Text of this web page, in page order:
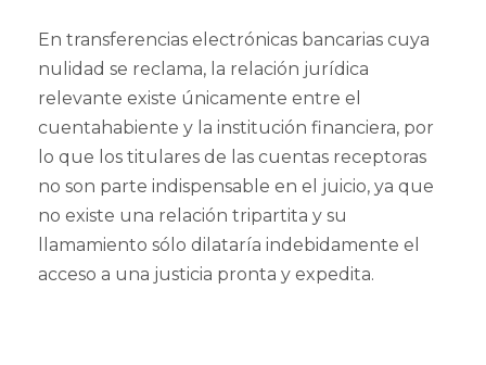
En transferencias electrónicas bancarias cuya
nulidad se reclama, la relación jurídica
relevante existe únicamente entre el
cuentahabiente y la institución financiera, por
lo que los titulares de las cuentas receptoras
no son parte indispensable en el juicio, ya que
no existe una relación tripartita y su
llamamiento sólo dilataría indebidamente el
acceso a una justicia pronta y expedita.